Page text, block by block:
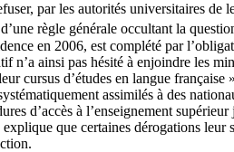
par les autorités universitaires de
règle générale occultant la
en 2006, est complété par
ainsi pas hésité à enjoindre les
cursus d’études en langue française
assimilés à des
d’accès à l’enseignement
que certaines dérogations